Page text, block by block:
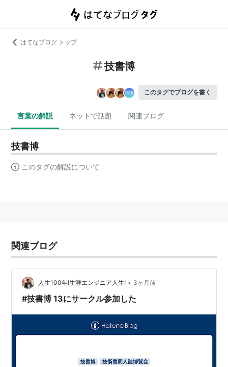
はてなブログ トップ
技書博
このタグでブログを書く
言葉の解説 ネットで話題 関連ブログ
技書博
このタグの解説について
関連ブログ
人生100年!生涯エンジニア人生! • 3ヶ月前
#技書博 13にサークル参加した